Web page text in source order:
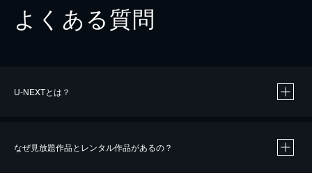
よくある質問
U-NEXTとは？
なぜ見放題作品とレンタル作品があるの？